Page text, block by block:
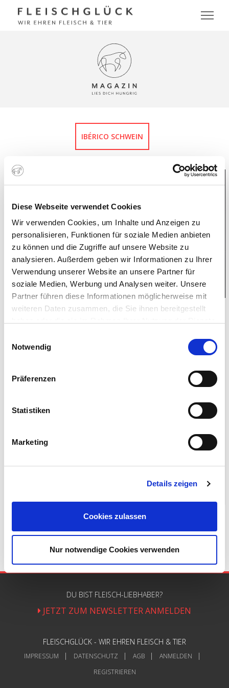
Diese Webseite verwendet Cookies
Wir verwenden Cookies, um Inhalte und Anzeigen zu
personalisieren, Funktionen für soziale Medien anbieten
zu können und die Zugriffe auf unsere Website zu
analysieren. Außerdem geben wir Informationen zu Ihrer
Verwendung unserer Website an unsere Partner für
soziale Medien, Werbung und Analysen weiter. Unsere
Partner führen diese Informationen möglicherweise mit
weiteren Daten zusammen, die Sie ihnen bereitgestellt
Cookies, wenn Sie unsere Webseite weiterhin nutzen.
Notwendig
Präferenzen
Statistiken
Marketing
Details zeigen
Cookies zulassen
Nur notwendige Cookies verwenden
IBÉRICO SCHWEIN
Bellota Schinken – Kurzportrait vom
Ibérico Schwein
Die Geschichte der iberischen Schweine in den
geläufig. Und fast jeder kann von sich behaupten
probiert zu haben. Doch woran erkennt man die
Qualitätsunterschiede? Und worin unterscheiden
sich die unzählig angebotenen Rohschinken?
Diese und noch weitere Fragen wollen wir mit
diesem Artikel beantworten.
DU BIST FLEISCH-LIEBHABER?
JETZT ZUM NEWSLETTER ANMELDEN
FLEISCHGLÜCK - WIR EHREN FLEISCH & TIER
IMPRESSUM DATENSCHUTZ AGB
ANMELDEN
REGISTRIEREN